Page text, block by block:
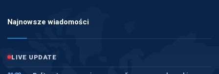
Najnowsze wiadomości
LIVE UPDATE